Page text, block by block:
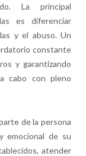
La principal
es diferenciar
y el abuso. Un
constante
y garantizando
cabo con pleno
de la persona
emocional de su
atender